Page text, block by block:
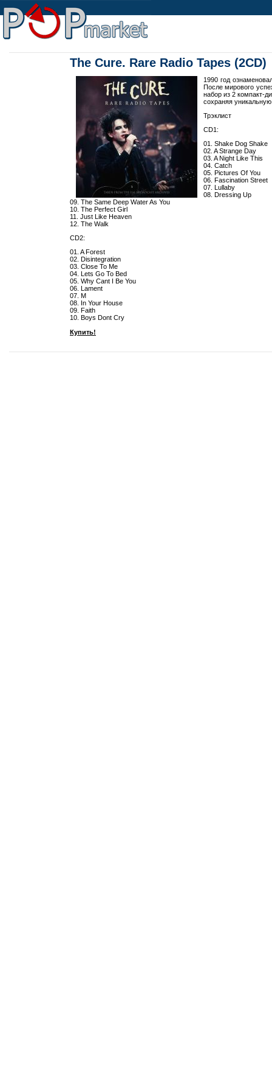
The Cure. Rare Radio Tapes (2CD)
1990 год
После мирового
набор из 2 компакт-
сохраняя
Трэклист
CD1:
01. Shake Dog Shake
02. A Strange Day
03. A Night Like This
04. Catch
05. Pictures Of You
06. Fascination Street
07. Lullaby
08. Dressing Up
09. The Same Deep Water As You
10. The Perfect Girl
11. Just Like Heaven
12. The Walk
CD2:
01. A Forest
02. Disintegration
03. Close To Me
04. Lets Go To Bed
05. Why Cant I Be You
06. Lament
07. M
08. In Your House
09. Faith
10. Boys Dont Cry
Купить!